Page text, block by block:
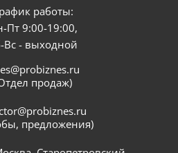
работы:
Пт 9:00-19:00,
Вс - выходной
продаж)
предложения)